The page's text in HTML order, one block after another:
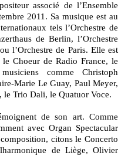
associé de l’Ensemble
2011. Sa musique est au
tels l’Orchestre de
de Berlin, l’Orchestre
l’Orchestre de Paris. Elle est
Choeur de Radio France, le
comme Christoph
Marie Le Guay, Paul Meyer,
Trio Dali, le Quatuor Voce.
de son art. Comme
avec Organ Spectacular
citons le Concerto
de Liège, Olivier